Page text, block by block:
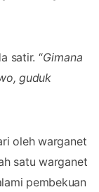
satir. “Gimana
guduk
oleh warganet
satu warganet
pembekuan